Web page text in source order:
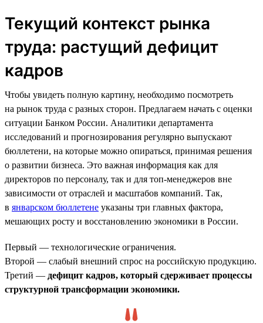
Текущий контекст рынка
труда: растущий дефицит
кадров
Чтобы увидеть полную картину, необходимо посмотреть
на рынок труда с разных сторон. Предлагаем начать с оценки
ситуации Банком России. Аналитики департамента
исследований и прогнозирования регулярно выпускают
бюллетени, на которые можно опираться, принимая решения
о развитии бизнеса. Это важная информация как для
директоров по персоналу, так и для топ-менеджеров вне
зависимости от отраслей и масштабов компаний. Так,
в январском бюллетене указаны три главных фактора,
мешающих росту и восстановлению экономики в России.
Первый — технологические ограничения.
Второй — слабый внешний спрос на российскую продукцию.
Третий — дефицит кадров, который сдерживает процессы
структурной трансформации экономики.